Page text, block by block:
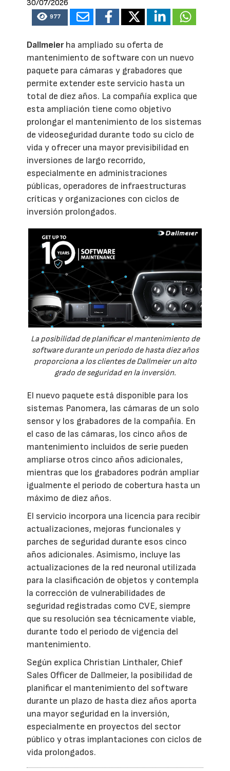
30/07/2026
977
Dallmeierha ampliado su oferta de
mantenimiento de software con un nuevo
paquete para cámaras y grabadores que
permite extender este servicio hasta un
total de diez años. La compañía explica que
esta ampliación tiene como objetivo
prolongar el mantenimiento de los sistemas
de videoseguridad durante todo su ciclo de
vida y ofrecer una mayor previsibilidad en
inversiones de largo recorrido,
especialmente en administraciones
públicas, operadores de infraestructuras
críticas y organizaciones con ciclos de
inversión prolongados.
La posibilidad de planificar el mantenimiento de
software durante un periodo de hasta diez años
proporciona a los clientes de Dallmeier un alto
grado de seguridad en la inversión.
El nuevo paquete está disponible para los
sistemas Panomera, las cámaras de un solo
sensor y los grabadores de la compañía. En
el caso de las cámaras, los cinco años de
mantenimiento incluidos de serie pueden
ampliarse otros cinco años adicionales,
mientras que los grabadores podrán ampliar
igualmente el periodo de cobertura hasta un
máximo de diez años.
El servicio incorpora una licencia para recibir
actualizaciones, mejoras funcionales y
parches de seguridad durante esos cinco
años adicionales. Asimismo, incluye las
actualizaciones de la red neuronal utilizada
para la clasificación de objetos y contempla
la corrección de vulnerabilidades de
seguridad registradas como CVE, siempre
que su resolución sea técnicamente viable,
durante todo el periodo de vigencia del
mantenimiento.
Según explica Christian Linthaler, Chief
Sales Officer de Dallmeier, la posibilidad de
planificar el mantenimiento del software
durante un plazo de hasta diez años aporta
una mayor seguridad en la inversión,
especialmente en proyectos del sector
público y otras implantaciones con ciclos de
vida prolongados.